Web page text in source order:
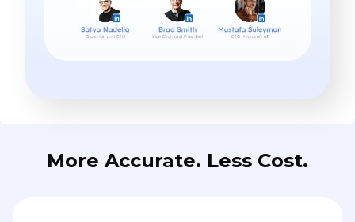
More Accurate. Less Cost.